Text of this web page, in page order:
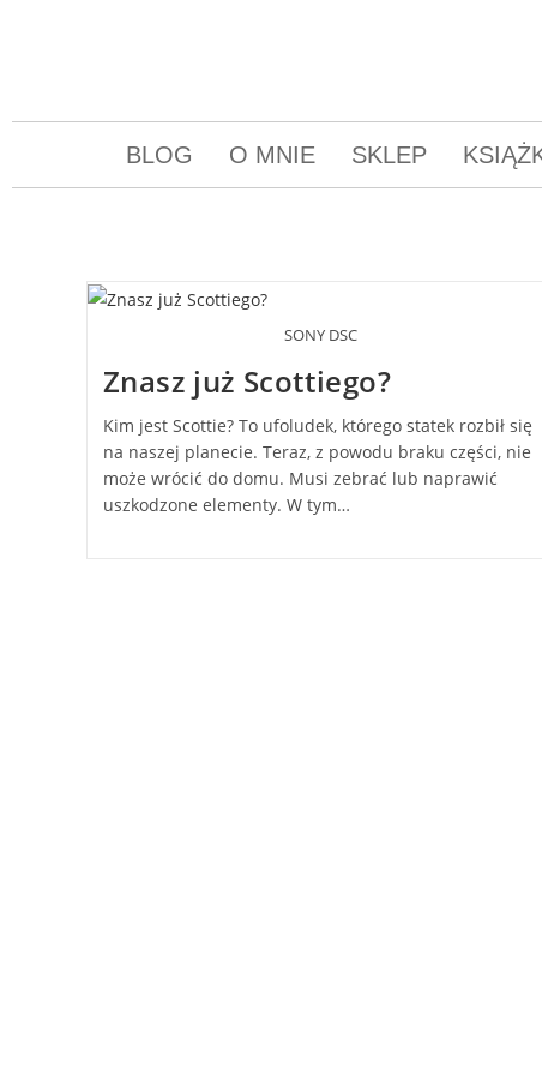
BLOG O MNIE SKLEP
SONY DSC
Znasz już Scottiego?
Kim jest Scottie? To ufoludek, którego statek rozbił się
na naszej planecie. Teraz, z powodu braku części, nie
może wrócić do domu. Musi zebrać lub naprawić
uszkodzone elementy. W tym…